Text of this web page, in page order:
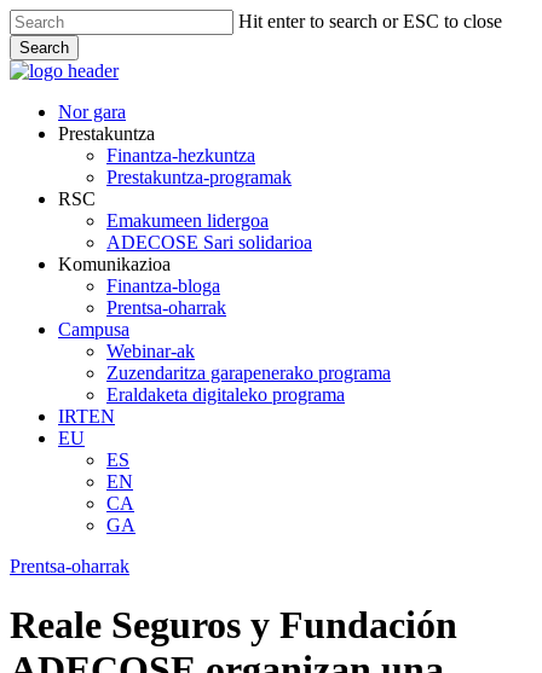
Skip
to
main
content
Hit enter to search or ESC to close
Search
Close
Menu
Nor gara
Prestakuntza
Finantza-hezkuntza
Prestakuntza-programak
RSC
Emakumeen lidergoa
ADECOSE Sari solidarioa
Komunikazioa
Finantza-bloga
Prentsa-oharrak
Campusa
Webinar-ak
Zuzendaritza garapenerako programa
Eraldaketa digitaleko programa
IRTEN
EU
ES
EN
CA
GA
Prentsa-oharrak
Reale Seguros y Fundación